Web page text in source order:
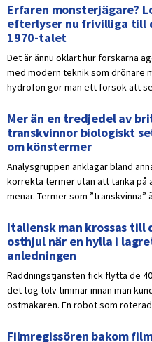
Erfaren monsterjägare?
efterlyser nu frivilliga till
1970-talet
Det är ännu oklart hur forskarna
med modern teknik som drönare
hydrofon gör man ett försök att
Mer än en tredjedel av
transkvinnor biologiskt
om könstermer
Analysgruppen anklagar bland
korrekta termer utan att tänka på
menar. Termer som
Italiensk man krossas till
osthjul när en hylla i
anledningen
Räddningstjänsten fick flytta de
det tog tolv timmar innan man
ostmakaren. En robot som
Filmregissören bakom